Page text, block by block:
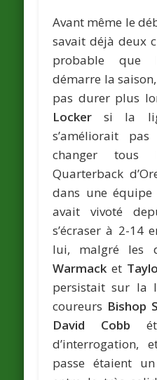
Avant même le
savait déjà deux
probable que
démarre la
pas durer plus
Locker si la
s’améliorait
changer tous
Quarterback
dans une équipe
avait vivoté
s’écraser à 2-14
lui, malgré les
Warmack et
persistait sur la
coureurs Bishop
David Cobb
passe étaient